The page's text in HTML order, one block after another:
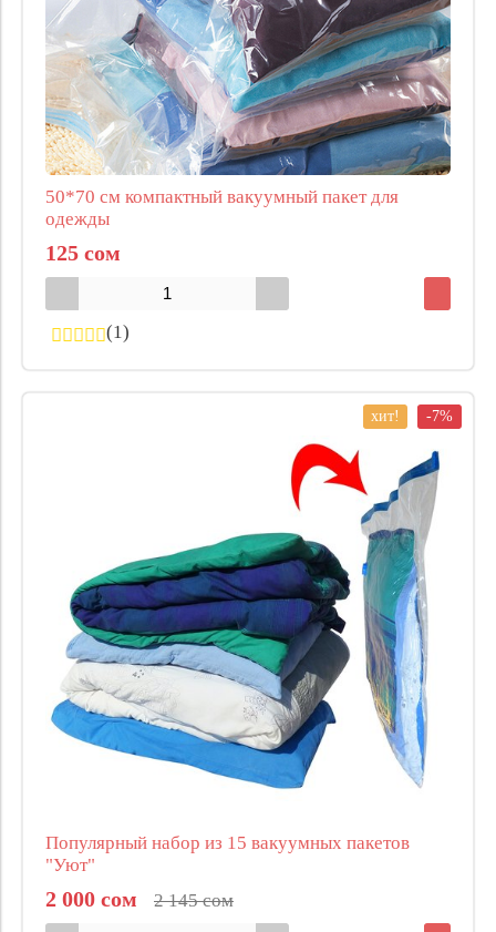
50*70 см компактный вакуумный пакет для
одежды
125 сом
(1)
хит! -7%
Популярный набор из 15 вакуумных пакетов
"Уют"
2 000 сом 2 145 сом